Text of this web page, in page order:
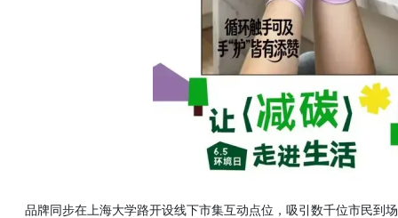
品牌同步在上海大学路开设线下市集互动点位，吸引数千位市民到